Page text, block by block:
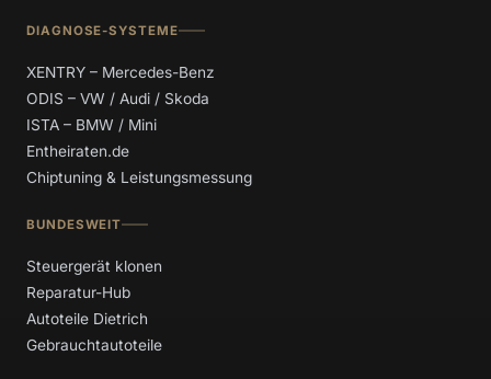
DIAGNOSE-SYSTEME
XENTRY – Mercedes-Benz
ODIS – VW / Audi / Skoda
ISTA – BMW / Mini
Entheiraten.de
Chiptuning & Leistungsmessung
BUNDESWEIT
Steuergerät klonen
Reparatur-Hub
Autoteile Dietrich
Gebrauchtautoteile